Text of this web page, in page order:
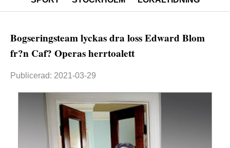
Bogseringsteam lyckas dra loss Edward Blom
fr?n Caf? Operas herrtoalett
Publicerad: 2021-03-29